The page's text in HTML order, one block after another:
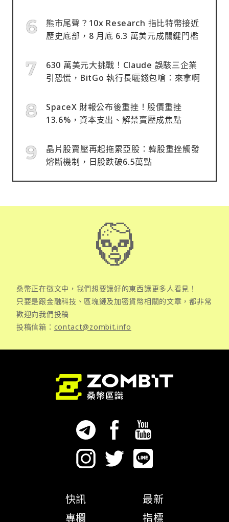
熊市尾聲？10x Research 指比特幣接近
歷史底部，8 月底 6.3 萬美元成關鍵門檻
630 萬美元大挑戰！Claude 誤駭三企業
引恐慌，BitGo 執行長曬錢包嗆：來拿啊
SpaceX 財報公布後重挫！股價重挫
13.6%，資本支出、解禁賣壓成焦點
晶片股賣壓再起拖累亞股：韓股重挫觸發
熔斷機制，日股跌破6.5萬點
桑幣正在徵文中，我們想要讓好的東西讓更多人看見！
只要是跟金融科技、區塊鏈及加密貨幣相關的文章，都非常
歡迎向我們投稿
投稿信箱： contact@zombit.info
快訊
專欄
最新
指標